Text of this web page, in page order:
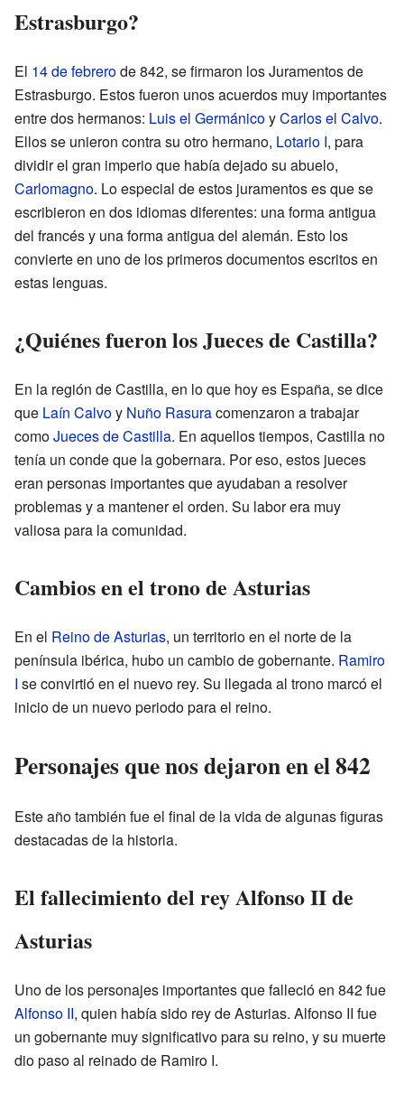
Estrasburgo?
El 14 de febrerode 842, se firmaron los Juramentos de
Estrasburgo. Estos fueron unos acuerdos muy importantes
entre dos hermanos: Luis el GermánicoyCarlos el Calvo.
Ellos se unieron contra su otro hermano, Lotario I, para
dividir el gran imperio que había dejado su abuelo,
Carlomagno. Lo especial de estos juramentos es que se
escribieron en dos idiomas diferentes: una forma antigua
del francés y una forma antigua del alemán. Esto los
convierte en uno de los primeros documentos escritos en
estas lenguas.
¿Quiénes fueron los Jueces de Castilla?
En la región de Castilla, en lo que hoy es España, se dice
que Laín Calvoy Nuño Rasuracomenzaron a trabajar
comoJueces de Castilla. En aquellos tiempos, Castilla no
tenía un conde que la gobernara. Por eso, estos jueces
eran personas importantes que ayudaban a resolver
problemas y a mantener el orden. Su labor era muy
valiosa para la comunidad.
Cambios en el trono de Asturias
En el Reino de Asturias, un territorio en el norte de la
península ibérica, hubo un cambio de gobernante. Ramiro
I se convirtió en el nuevo rey. Su llegada al trono marcó el
inicio de un nuevo periodo para el reino.
Personajes que nos dejaron en el 842
Este año también fue el final de la vida de algunas figuras
destacadas de la historia.
El fallecimiento del rey Alfonso II de
Asturias
Uno de los personajes importantes que falleció en 842 fue
Alfonso II, quien había sido rey de Asturias. Alfonso II fue
un gobernante muy significativo para su reino, y su muerte
dio paso al reinado de Ramiro I.